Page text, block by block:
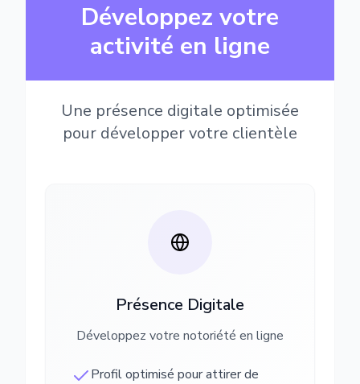
Développez votre
activité en ligne
Une présence digitale optimisée
pour développer votre clientèle
Présence Digitale
Développez votre notoriété en ligne
Profil optimisé pour attirer de